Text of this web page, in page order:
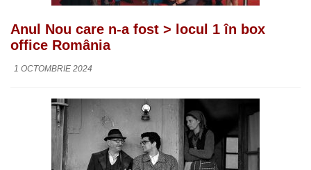
Anul Nou care n-a fost > locul 1 în box
office România
1 OCTOMBRIE 2024